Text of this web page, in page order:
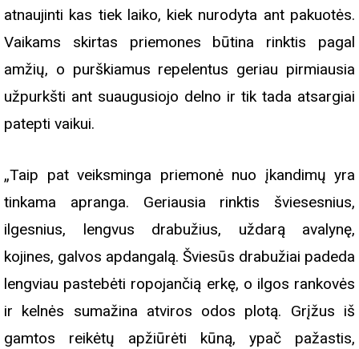
atnaujinti kas tiek laiko, kiek nurodyta ant pakuotės.
Vaikams skirtas priemones būtina rinktis pagal
amžių, o purškiamus repelentus geriau pirmiausia
užpurkšti ant suaugusiojo delno ir tik tada atsargiai
patepti vaikui.
„Taip pat veiksminga priemonė nuo įkandimų yra
tinkama apranga. Geriausia rinktis šviesesnius,
ilgesnius, lengvus drabužius, uždarą avalynę,
kojines, galvos apdangalą. Šviesūs drabužiai padeda
lengviau pastebėti ropojančią erkę, o ilgos rankovės
ir kelnės sumažina atviros odos plotą. Grįžus iš
gamtos reikėtų apžiūrėti kūną, ypač pažastis,